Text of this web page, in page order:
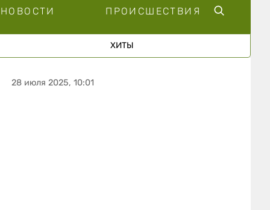
НОВОСТИ ПРОИСШЕСТВИЯ
ХИТЫ
28 июля 2025, 10:01